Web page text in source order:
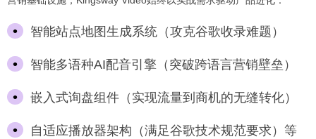
智能站点地图生成系统（攻克谷歌收录难题）
智能多语种AI配音引擎（突破跨语言营销壁垒）
嵌入式询盘组件（实现流量到商机的无缝转化）
自适应播放器架构（满足谷歌技术规范要求）等